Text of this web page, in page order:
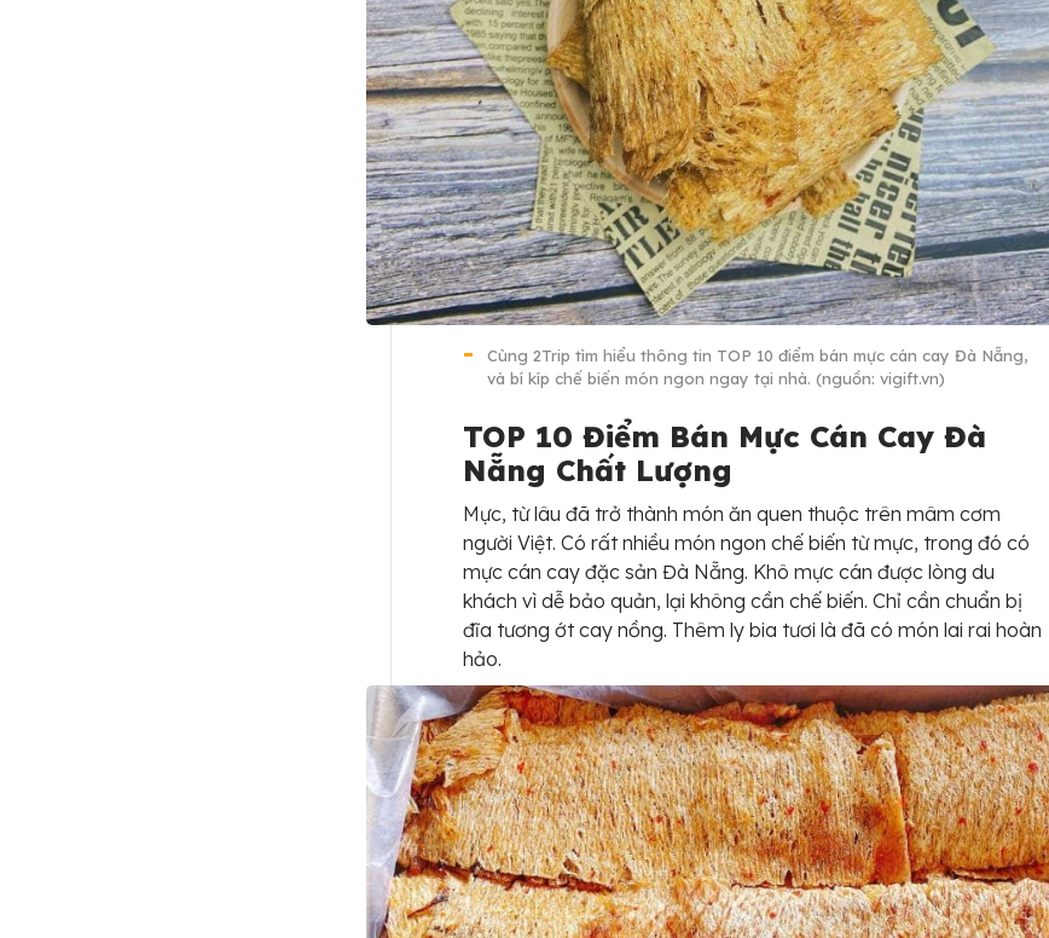
Cùng 2Trip tìm hiểu thông tin TOP 10 điểm bán mực cán cay Đà Nẵng,
và bí kíp chế biến món ngon ngay tại nhà. (nguồn: vigift.vn)
TOP 10 Điểm Bán Mực Cán Cay Đà
Nẵng Chất Lượng
Mực, từ lâu đã trở thành món ăn quen thuộc trên mâm cơm
người Việt. Có rất nhiều món ngon chế biến từ mực, trong đó có
mực cán cay đặc sản Đà Nẵng. Khô mực cán được lòng du
khách vì dễ bảo quản, lại không cần chế biến. Chỉ cần chuẩn bị
đĩa tương ớt cay nồng. Thêm ly bia tươi là đã có món lai rai hoàn
hảo.